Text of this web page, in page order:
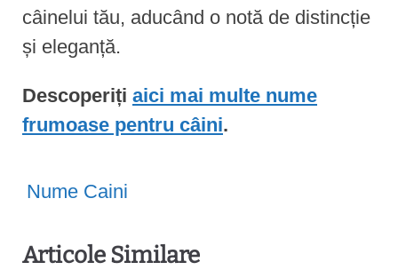
câinelui tău, aducând o notă de distincție
și eleganță.
Descoperiți aici mai multe nume
frumoase pentru câini.
Nume Caini
Articole Similare